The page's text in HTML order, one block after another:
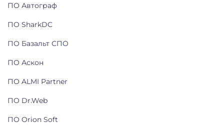
ПО Автограф
ПО SharkDC
ПО Базальт СПО
ПО Аскон
ПО ALMI Partner
ПО Dr.Web
ПО Orion Soft